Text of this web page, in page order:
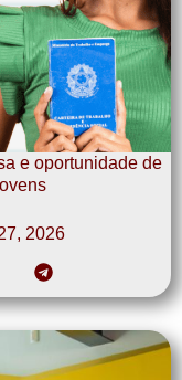
e oportunidade de
2026